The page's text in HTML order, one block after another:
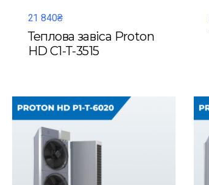
21 840₴
Теплова завіса Proton
HD C1-T-3515